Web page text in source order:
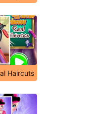
Haircuts